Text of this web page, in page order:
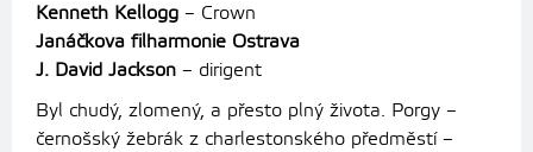
Kenneth Kellogg – Crown
Janáčkova filharmonie Ostrava
J. David Jackson – dirigent
Byl chudý, zlomený, a přesto plný života. Porgy –
černošský žebrák z charlestonského předměstí –